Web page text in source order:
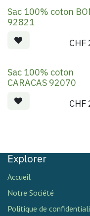
Sac 100% coton
92821
CHF
Sac 100% coton
CARACAS 92070
CHF
Explorer
Accueil
Notre Société
Politique de